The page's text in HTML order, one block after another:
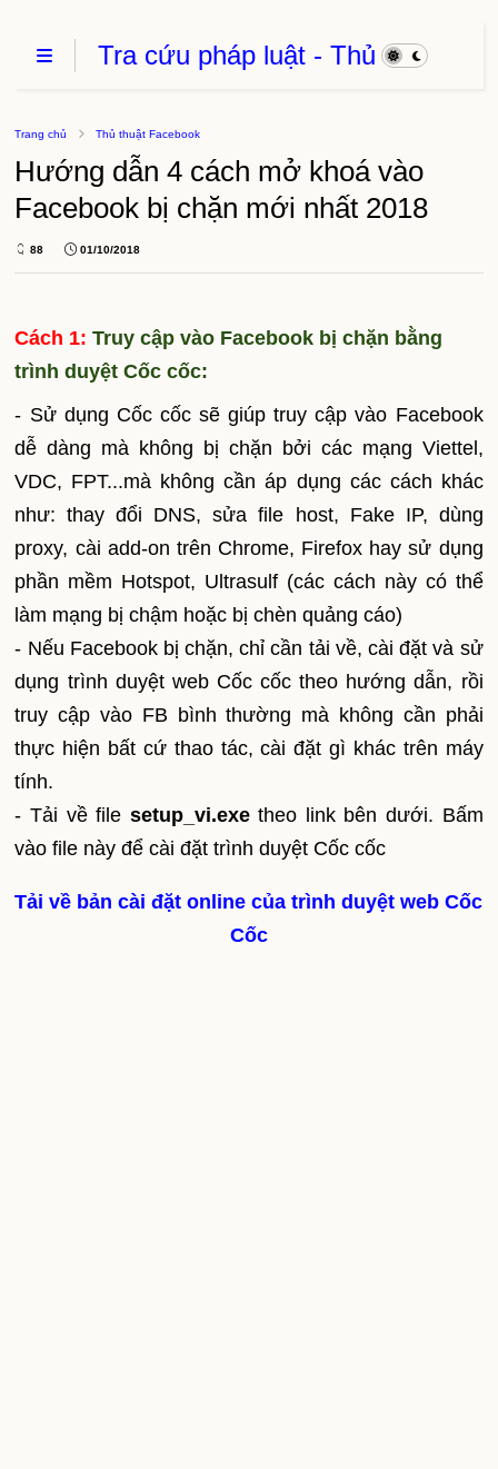
Tra cứu pháp luật - Thủ
thuật phần mềm
Trang chủ Thủ thuật Facebook
Hướng dẫn 4 cách mở khoá vào
Facebook bị chặn mới nhất 2018
88 01/10/2018
Cách 1: Truy cập vào Facebook bị chặn bằng
trình duyệt Cốc cốc:
- Sử dụng Cốc cốc sẽ giúp truy cập vào Facebook
dễ dàng mà không bị chặn bởi các mạng Viettel,
VDC, FPT...mà không cần áp dụng các cách khác
như: thay đổi DNS, sửa file host, Fake IP, dùng
proxy, cài add-on trên Chrome, Firefox hay sử dụng
phần mềm Hotspot, Ultrasulf (các cách này có thể
làm mạng bị chậm hoặc bị chèn quảng cáo)
- Nếu Facebook bị chặn, chỉ cần tải về, cài đặt và sử
dụng trình duyệt web Cốc cốc theo hướng dẫn, rồi
truy cập vào FB bình thường mà không cần phải
thực hiện bất cứ thao tác, cài đặt gì khác trên máy
tính.
- Tải về file setup_vi.exetheo link bên dưới. Bấm
vào file này để cài đặt trình duyệt Cốc cốc
Tải về bản cài đặt online của trình duyệt web Cốc
Cốc